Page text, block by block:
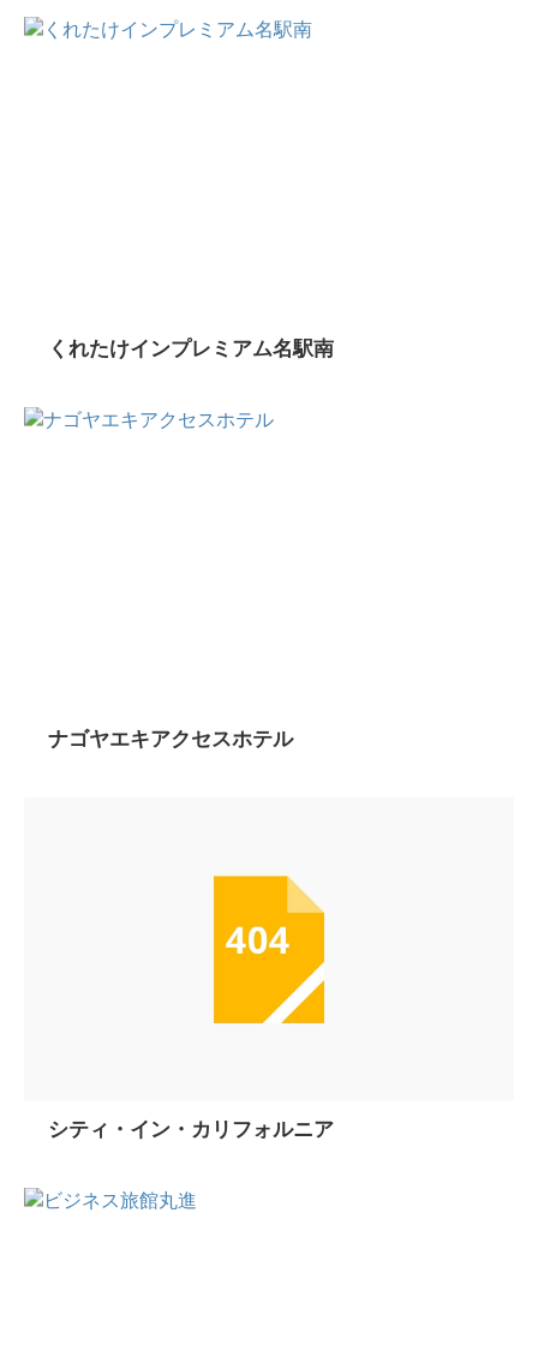
くれたけインプレミアム名駅南
ナゴヤエキアクセスホテル
シティ・イン・カリフォルニア